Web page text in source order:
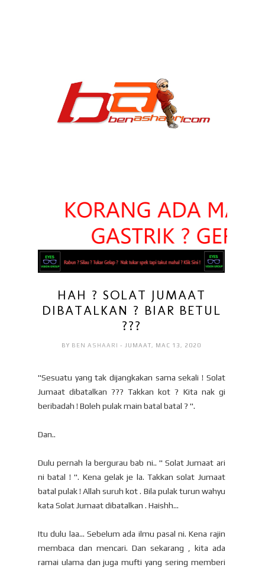
HAH ? SOLAT JUMAAT
DIBATALKAN ? BIAR BETUL
???
BY BEN ASHAARI- JUMAAT, MAC 13, 2020
"Sesuatu yang tak dijangkakan sama sekali ! Solat
Jumaat dibatalkan ??? Takkan kot ? Kita nak gi
beribadah ! Boleh pulak main batal batal ? ".
Dan..
Dulu pernah la bergurau bab ni.. " Solat Jumaat ari
ni batal ! ". Kena gelak je la. Takkan solat Jumaat
batal pulak ! Allah suruh kot . Bila pulak turun wahyu
kata Solat Jumaat dibatalkan . Haishh...
Itu dulu laa... Sebelum ada ilmu pasal ni. Kena rajin
membaca dan mencari. Dan sekarang , kita ada
ramai ulama dan juga mufti yang sering memberi